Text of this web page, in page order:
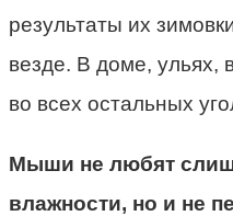
результаты их
везде. В доме, ульях,
во всех остальных
Мыши не любят
влажности, но и не